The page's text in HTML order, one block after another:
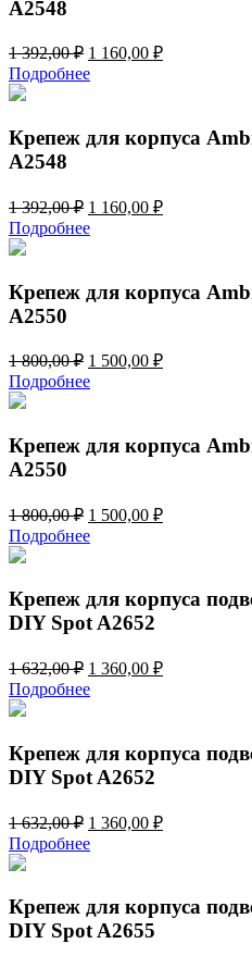
A2548
1 392,00₽ Первоначальная
цена
составляла
1 160,00 ₽Текущая
Подробнее
Крепеж для корпуса
A2548
1 392,00₽ Первоначальная
цена
составляла
1 160,00 ₽Текущая
Подробнее
Крепеж для корпуса
A2550
1 800,00₽ Первоначальная
цена
составляла
1 500,00 ₽Текущая
Подробнее
Крепеж для корпуса
A2550
1 800,00₽ Первоначальная
цена
составляла
800,00 ₽.
1 500,00 ₽Текущая
Подробнее
Крепеж для корпуса
DIY Spot A2652
1 632,00₽ Первоначальная
цена
составляла
1 360,00 ₽Текущая
Подробнее
Крепеж для корпуса
DIY Spot A2652
1 632,00₽ Первоначальная
цена
составляла
632,00 ₽.
1 360,00 ₽Текущая
Подробнее
Крепеж для корпуса
DIY Spot A2655